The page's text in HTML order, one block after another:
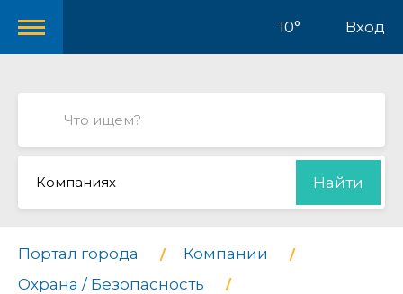
10° Вход
Компаниях Найти
Портал города
Компании
Охрана / Безопасность